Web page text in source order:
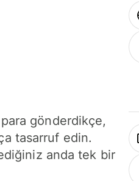
gönderdikçe,
tasarruf edin.
anda tek bir